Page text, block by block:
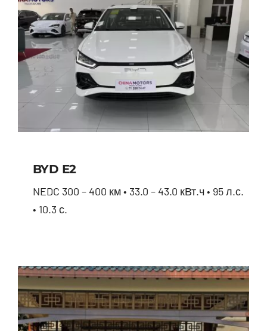
BYD E2
NEDC 300 – 400 км • 33.0 – 43.0 кВт.ч • 95 л.с.
• 10.3 с.